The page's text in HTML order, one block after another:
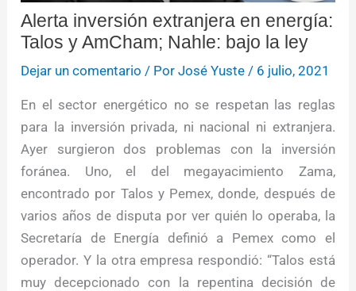
Alerta inversión extranjera en energía:
Talos y AmCham; Nahle: bajo la ley
Dejar un comentario / PorJosé Yuste / 6 julio, 2021
En el sector energético no se respetan las reglas
para la inversión privada, ni nacional ni extranjera.
Ayer surgieron dos problemas con la inversión
foránea. Uno, el del megayacimiento Zama,
encontrado por Talos y Pemex, donde, después de
varios años de disputa por ver quién lo operaba, la
Secretaría de Energía definió a Pemex como el
operador. Y la otra empresa respondió: “Talos está
muy decepcionado con la repentina decisión de